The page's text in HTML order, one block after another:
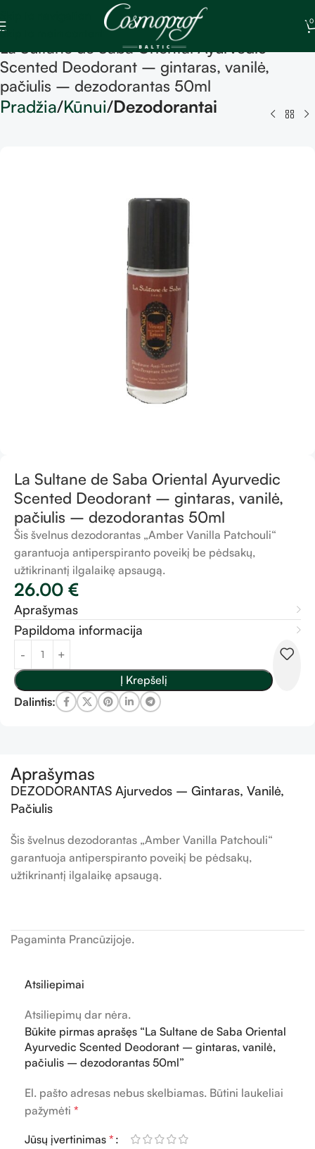
Skip to main content
0
La Sultane de Saba Oriental Ayurvedic
Scented Deodorant – gintaras, vanilė,
pačiulis – dezodorantas 50ml
Pradžia Kūnui Dezodorantai
La Sultane de Saba Oriental Ayurvedic
Scented Deodorant – gintaras, vanilė,
pačiulis – dezodorantas 50ml
Šis švelnus dezodorantas „Amber Vanilla Patchouli“
garantuoja antiperspiranto poveikį be pėdsakų,
užtikrinantį ilgalaikę apsaugą.
26.00 €
Aprašymas
Papildoma informacija
Į Krepšelį
Dalintis:
Aprašymas
DEZODORANTAS Ajurvedos – Gintaras, Vanilė,
Pačiulis
Šis švelnus dezodorantas „Amber Vanilla Patchouli“
garantuoja antiperspiranto poveikį be pėdsakų,
užtikrinantį ilgalaikę apsaugą.
Pagaminta Prancūzijoje.
Atsiliepimai
Atsiliepimų dar nėra.
Būkite pirmas aprašęs “La Sultane de Saba Oriental
Ayurvedic Scented Deodorant – gintaras, vanilė,
pačiulis – dezodorantas 50ml”
El. pašto adresas nebus skelbiamas. Būtini laukeliai
pažymėti *
Jūsų įvertinimas *